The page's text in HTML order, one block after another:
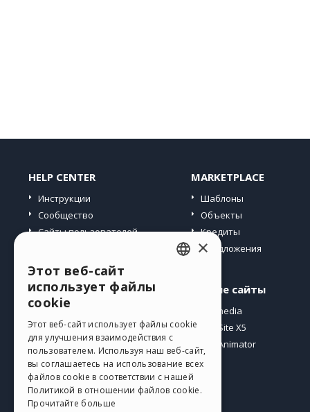
HELP CENTER
Инструкции
Сообщество
Сайты пользователей
MARKETPLACE
Шаблоны
Объекты
Кредиты
Предложения
Профиль
Мои посты
Мои лицензии
Загрузить
Веб-хостинг
Мои кредиты
Другие сайты
Incomedia
WebSite X5
WebAnimator
GERMAN
SPANISH
PORTUGUESE
POLISH
×
Этот веб-сайт
использует файлы
cookie
Этот веб-сайт использует файлы cookie
для улучшения взаимодействия с
пользователем. Используя наш веб-сайт,
вы соглашаетесь на использование всех
файлов cookie в соответствии с нашей
Политикой в ​​отношении файлов cookie.
Прочитайте больше